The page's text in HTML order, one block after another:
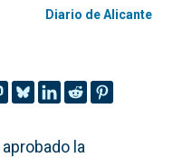
Diario de Alicante
la